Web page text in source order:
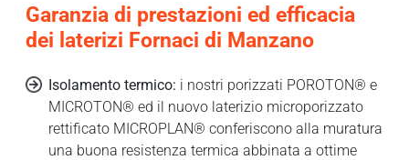
Garanzia di prestazioni ed efficacia
dei laterizi Fornaci di Manzano
Isolamento termico: i nostri porizzati POROTON® e
MICROTON® ed il nuovo laterizio microporizzato
rettificato MICROPLAN® conferiscono alla muratura
una buona resistenza termica abbinata a ottime